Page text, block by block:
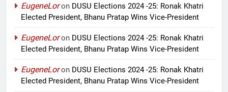
EugeneLoron DUSU Elections 2024 -25: Ronak Khatri
Elected President, Bhanu Pratap Wins Vice-President
EugeneLoron DUSU Elections 2024 -25: Ronak Khatri
Elected President, Bhanu Pratap Wins Vice-President
EugeneLoron DUSU Elections 2024 -25: Ronak Khatri
Elected President, Bhanu Pratap Wins Vice-President